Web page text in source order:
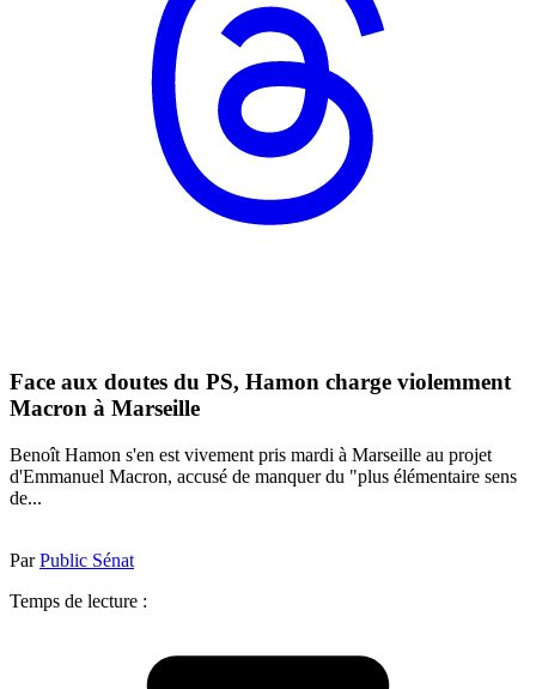
Face aux doutes du PS, Hamon charge violemment
Macron à Marseille
Benoît Hamon s'en est vivement pris mardi à Marseille au projet
d'Emmanuel Macron, accusé de manquer du "plus élémentaire sens
de...
ParPublic Sénat
Temps de lecture :